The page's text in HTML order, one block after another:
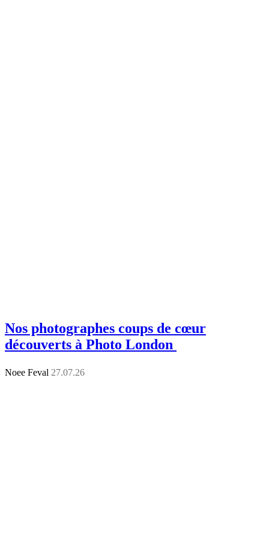
Nos photographes coups de cœur
découverts à Photo London
Noee Feval 27.07.26